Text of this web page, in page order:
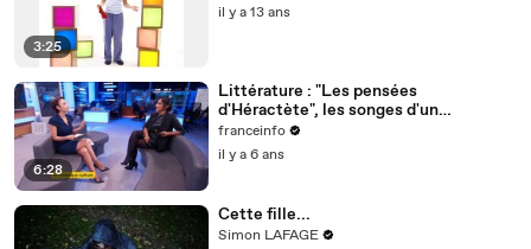
3:25
il y a 13 ans
6:28
Littérature : "Les pensées
d'Héractète", les songes d'un
philosophe... qui n'existe pas
franceinfo
il y a 6 ans
Cette fille...
Simon LAFAGE